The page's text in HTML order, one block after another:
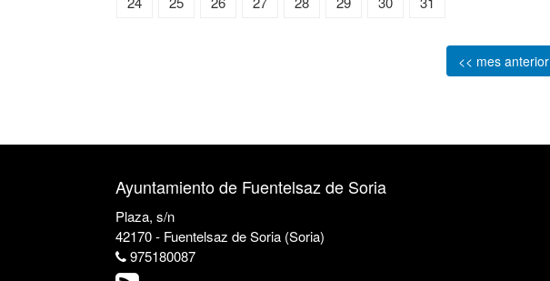
<< mes anterior
Ayuntamiento de Fuentelsaz de Soria
Plaza, s/n
42170 - Fuentelsaz de Soria (Soria)
975180087